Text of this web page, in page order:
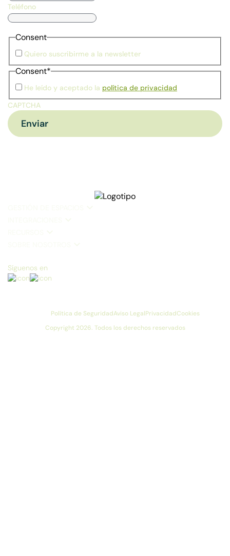
Teléfono
Consent
Quiero suscribirme a la newsletter
Consent*
He leído y aceptado la política de privacidad
CAPTCHA
Síguenos en
Copyright 2026. Todos los derechos reservados
Política de SeguridadAviso LegalPrivacidadCookies